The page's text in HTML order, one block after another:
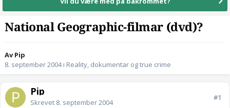
National Geographic-filmar (dvd)?
Av Pip
8. september 2004i Reality, dokumentar og true crime
Pip
Skrevet 8. september 2004
#1